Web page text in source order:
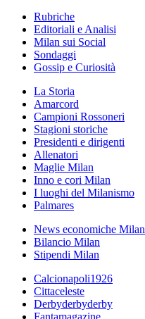
Rubriche
Editoriali e Analisi
Milan sui Social
Sondaggi
Gossip e Curiosità
La Storia
Amarcord
Campioni Rossoneri
Stagioni storiche
Presidenti e dirigenti
Allenatori
Maglie Milan
Inno e cori Milan
I luoghi del Milanismo
Palmares
News economiche Milan
Bilancio Milan
Stipendi Milan
Calcionapoli1926
Cittaceleste
Derbyderbyderby